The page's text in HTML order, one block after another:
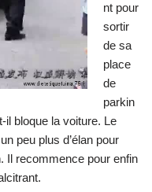
nt pour
sortir
de sa
place
de
parkin
il bloque la voiture. Le
peu plus d’élan pour
Il recommence pour enfin